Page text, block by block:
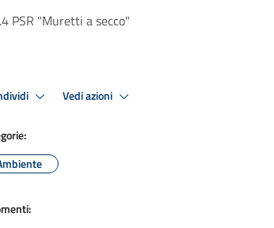
PSR "Muretti a secco"
Vedi azioni